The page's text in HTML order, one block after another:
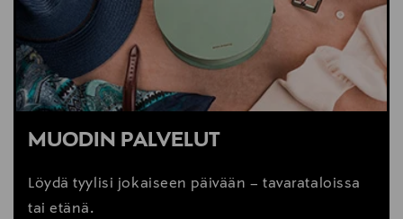
MUODIN PALVELUT
Löydä tyylisi jokaiseen päivään – tavarataloissa
tai etänä.